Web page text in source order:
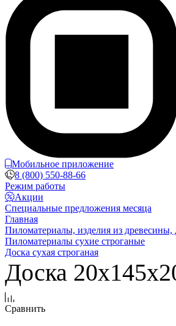
Мобильное приложение
8 (800) 550-88-66
Режим работы
Акции
Специальные предложения месяца
Главная
Пиломатериалы, изделия из
Пиломатериалы сухие строганые
Доска сухая строганая
Доска
Сравнить